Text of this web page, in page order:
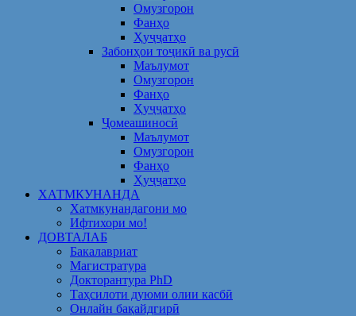
Омузгорон
Фанҳо
Ҳуҷҷатҳо
Забонҳои тоҷикӣ ва русӣ
Маълумот
Омузгорон
Фанҳо
Ҳуҷҷатҳо
Ҷомеашиносӣ
Маълумот
Омузгорон
Фанҳо
Ҳуҷҷатҳо
ХАТМКУНАНДА
Хатмкунандагони мо
Ифтихори мо!
ДОВТАЛАБ
Бакалавриат
Магистратура
Докторантура PhD
Таҳсилоти дуюми олии касбӣ
Онлайн бақайдгирӣ